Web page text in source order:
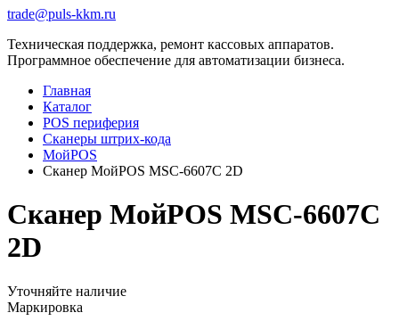
trade@puls-kkm.ru
Техническая поддержка, ремонт кассовых аппаратов.
Программное обеспечение для автоматизации бизнеса.
Главная
Каталог
POS периферия
Сканеры штрих-кода
МойPOS
Сканер МойPOS MSC-6607C 2D
Сканер МойPOS MSC-6607C
2D
Уточняйте наличие
Маркировка